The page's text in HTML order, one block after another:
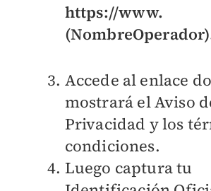
https://www.
(NombreOperador)
Accede al enlace
mostrará el Aviso
Privacidad y los
condiciones.
Luego captura tu